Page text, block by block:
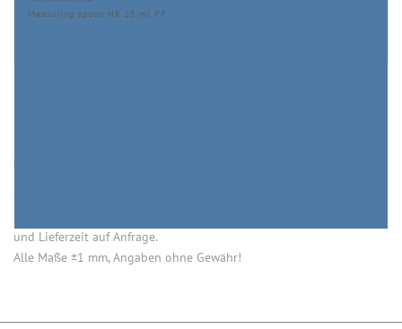
Measuring spoon HK 15 ml PP
HINWEISE
und Lieferzeit auf Anfrage.
Alle Maße ±1 mm, Angaben ohne Gewähr!